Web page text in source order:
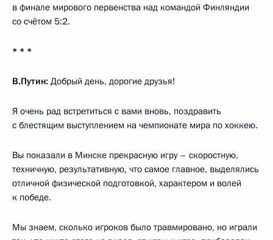
в финале мирового первенства над командой Финляндии
со счётом 5:2.
* * *
В.Путин: Добрый день, дорогие друзья!
Я очень рад встретиться с вами вновь, поздравить
с блестящим выступлением на чемпионате мира по хоккею.
Вы показали в Минске прекрасную игру – скоростную,
техничную, результативную, что самое главное, выделялись
отличной физической подготовкой, характером и волей
к победе.
Мы знаем, сколько игроков было травмировано, но играли